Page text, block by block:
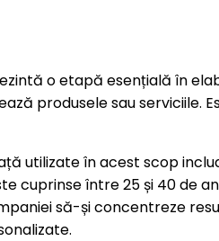
o etapă esențială în
produsele sau
utilizate în acest scop
cuprinse între 25 și 40 de
să-și concentreze